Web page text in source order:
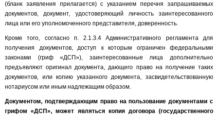
(бланк заявления прилагается) с указанием перечня запрашиваемых
документов, документ, удостоверяющий личность заинтересованного
лица или его уполномоченного представителя, доверенность.
Кроме того, согласно п. 2.1.3.4 Административного регламента для
получения документов, доступ к которым ограничен федеральными
законами (гриф «ДСП»), заинтересованные лица дополнительно
предъявляют оригинал документа, дающего право на получение таких
документов, или копию указанного документа, засвидетельствованную
нотариусом или иным надлежащим образом.
Документом, подтверждающим право на пользование документами с
грифом «ДСП», может являться копия договора (государственного